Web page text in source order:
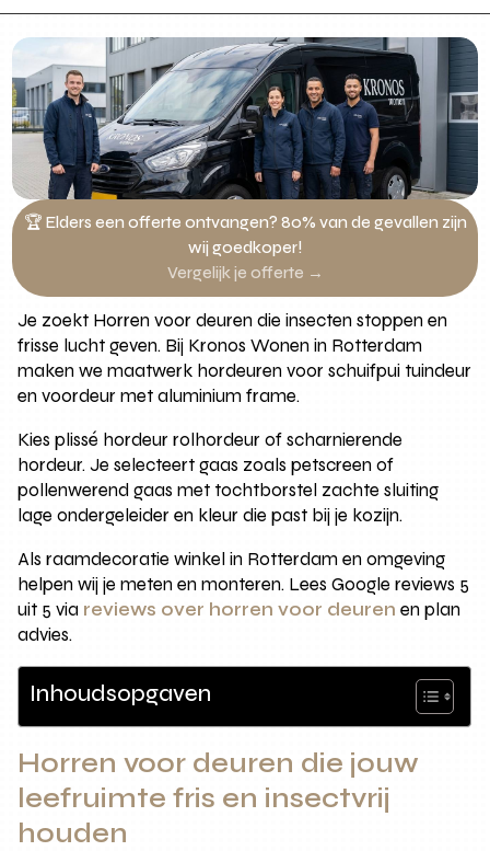
🏆 Elders een offerte ontvangen? 80% van de gevallen zijn
wij goedkoper!
Vergelijk je offerte →
Je zoekt Horren voor deuren die insecten stoppen en
frisse lucht geven. Bij Kronos Wonen in Rotterdam
maken we maatwerk hordeuren voor schuifpui tuindeur
en voordeur met aluminium frame.
Kies plissé hordeur rolhordeur of scharnierende
hordeur. Je selecteert gaas zoals petscreen of
pollenwerend gaas met tochtborstel zachte sluiting
lage ondergeleider en kleur die past bij je kozijn.
Als raamdecoratie winkel in Rotterdam en omgeving
helpen wij je meten en monteren. Lees Google reviews 5
uit 5 via reviews over horren voor deuren en plan
advies.
Inhoudsopgaven
Horren voor deuren die jouw
leefruimte fris en insectvrij
houden